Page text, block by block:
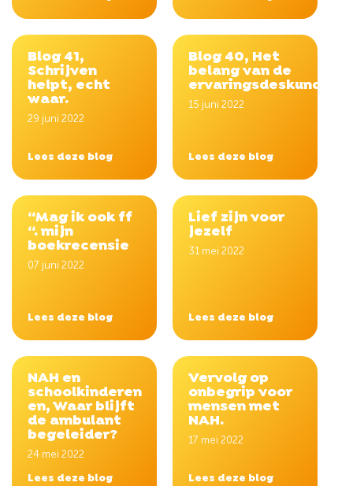
Blog 41,
Schrijven
helpt, echt
waar.
29 juni 2022
Lees deze blog
Blog 40, Het
belang van de
ervaringsdeskundige.
15 juni 2022
Lees deze blog
“Mag ik ook ff
“. mijn
boekrecensie
07 juni 2022
Lees deze blog
Lief zijn voor
jezelf
31 mei 2022
Lees deze blog
NAH en
schoolkinderen
en, Waar blijft
de ambulant
begeleider?
24 mei 2022
Lees deze blog
Vervolg op
onbegrip voor
mensen met
NAH.
17 mei 2022
Lees deze blog